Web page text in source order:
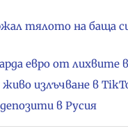
тялото на баща си
евро от лихвите
излъчване в
в Русия